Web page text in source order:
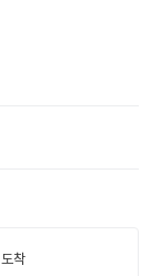
착